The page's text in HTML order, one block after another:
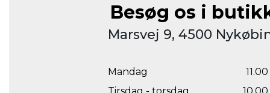
Besøg os i
Marsvej 9, 4500
Mandag
Tirsdag - torsdag
10.00